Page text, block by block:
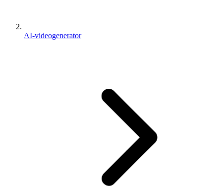
AI-videogenerator